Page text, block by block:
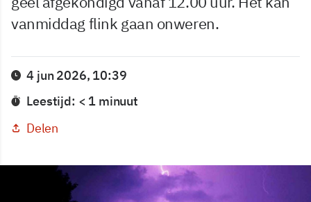
vanmiddag flink gaan onweren.
4 jun 2026, 10:39
Leestijd: < 1 minuut
Delen